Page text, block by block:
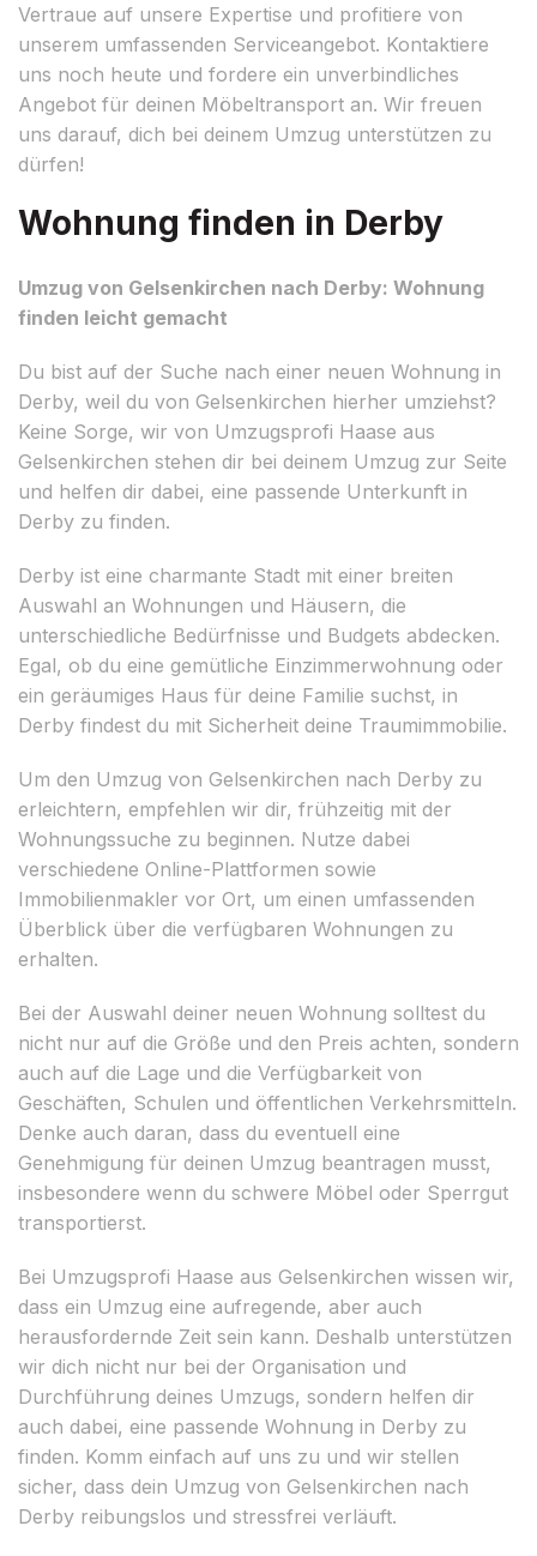
Vertraue auf unsere Expertise und profitiere von
unserem umfassenden Serviceangebot. Kontaktiere
uns noch heute und fordere ein unverbindliches
Angebot für deinen Möbeltransport an. Wir freuen
uns darauf, dich bei deinem Umzug unterstützen zu
dürfen!
Wohnung finden in Derby
Umzug von Gelsenkirchen nach Derby: Wohnung
finden leicht gemacht
Du bist auf der Suche nach einer neuen Wohnung in
Derby, weil du von Gelsenkirchen hierher umziehst?
Keine Sorge, wir von Umzugsprofi Haase aus
Gelsenkirchen stehen dir bei deinem Umzug zur Seite
und helfen dir dabei, eine passende Unterkunft in
Derby zu finden.
Derby ist eine charmante Stadt mit einer breiten
Auswahl an Wohnungen und Häusern, die
unterschiedliche Bedürfnisse und Budgets abdecken.
Egal, ob du eine gemütliche Einzimmerwohnung oder
ein geräumiges Haus für deine Familie suchst, in
Derby findest du mit Sicherheit deine Traumimmobilie.
Um den Umzug von Gelsenkirchen nach Derby zu
erleichtern, empfehlen wir dir, frühzeitig mit der
Wohnungssuche zu beginnen. Nutze dabei
verschiedene Online-Plattformen sowie
Immobilienmakler vor Ort, um einen umfassenden
Überblick über die verfügbaren Wohnungen zu
erhalten.
Bei der Auswahl deiner neuen Wohnung solltest du
nicht nur auf die Größe und den Preis achten, sondern
auch auf die Lage und die Verfügbarkeit von
Geschäften, Schulen und öffentlichen Verkehrsmitteln.
Denke auch daran, dass du eventuell eine
Genehmigung für deinen Umzug beantragen musst,
insbesondere wenn du schwere Möbel oder Sperrgut
transportierst.
Bei Umzugsprofi Haase aus Gelsenkirchen wissen wir,
dass ein Umzug eine aufregende, aber auch
herausfordernde Zeit sein kann. Deshalb unterstützen
wir dich nicht nur bei der Organisation und
Durchführung deines Umzugs, sondern helfen dir
auch dabei, eine passende Wohnung in Derby zu
finden. Komm einfach auf uns zu und wir stellen
sicher, dass dein Umzug von Gelsenkirchen nach
Derby reibungslos und stressfrei verläuft.